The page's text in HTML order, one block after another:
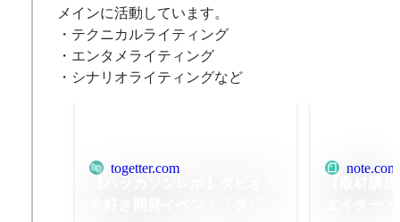
メインに活動しています。
・テクニカルライティング
・エンタメライティング
・シナリオライティングなど
togetter.com note.com